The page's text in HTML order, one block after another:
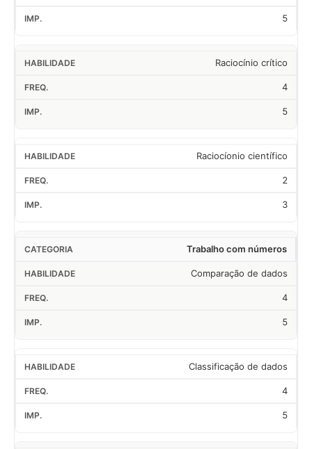
5
Raciocínio crítico
4
5
Raciocíonio científico
2
3
Trabalho com números
Comparação de dados
4
5
Classificação de dados
4
5